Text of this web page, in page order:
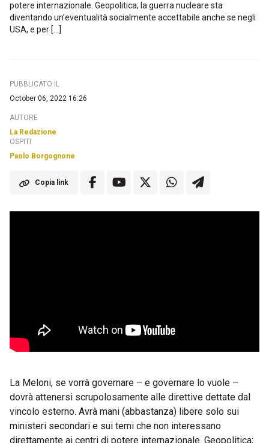
potere internazionale. Geopolitica; la guerra nucleare sta
diventando un’eventualità socialmente accettabile anche se negli
USA, e per […]
PUBBLICATO IL
October 06, 2022 16:26
AUTORE
La Redazione
OSPITI
Paolo Borgognone
Copia link
La Meloni, se vorrà governare – e governare lo vuole –
dovrà attenersi scrupolosamente alle direttive dettate dal
vincolo esterno. Avrà mani (abbastanza) libere solo sui
ministeri secondari e sui temi che non interessano
direttamente ai centri di potere internazionale. Geopolitica;